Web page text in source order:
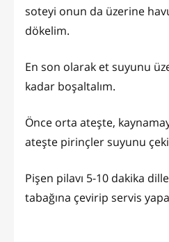
soteyi onun da üzerine
dökelim.
En son olarak et suyunu
kadar boşaltalım.
Önce orta ateşte,
ateşte pirinçler suyunu
Pişen pilavı 5-10 dakika
tabağına çevirip servis